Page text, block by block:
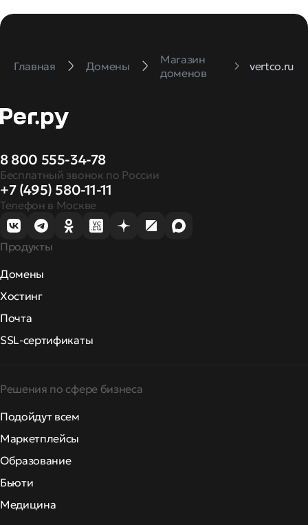
Главная Домены
Магазин
доменов
vertco.ru
8 800 555-34-78
Бесплатный звонок по России
+7 (495) 580-11-11
Телефон в Москве
Продукты
Домены
Хостинг
Почта
SSL-сертификаты
Решения по сфере бизнеса
Подойдут всем
Маркетплейсы
Образование
Бьюти
Медицина